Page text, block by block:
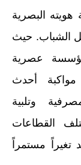
البصرية
الشباب. حيث
عصرية
مواكبة أحدث
وتلبية
القطاعات
مستمراً